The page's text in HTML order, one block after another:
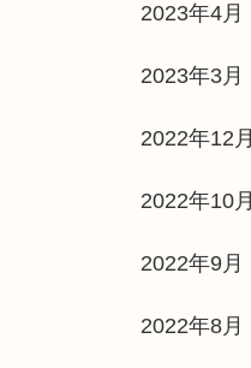
2023年4月
2023年3月
2022年12月
2022年10月
2022年9月
2022年8月